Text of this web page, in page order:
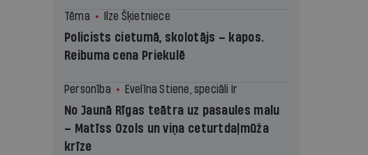
Tēma Ilze Šķietniece
Policists cietumā, skolotājs – kapos.
Reibuma cena Priekulē
Personība Evelīna Stiene, speciāli Ir
No Jaunā Rīgas teātra uz pasaules malu
– Matīss Ozols un viņa ceturtdaļmūža
krīze